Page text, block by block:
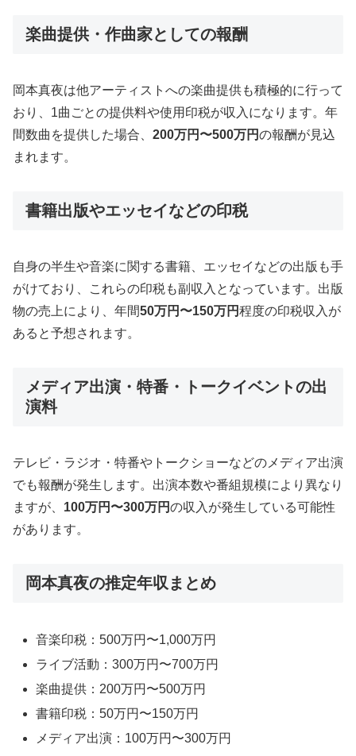
楽曲提供・作曲家としての報酬
岡本真夜は他アーティストへの楽曲提供も積極的に行って
おり、1曲ごとの提供料や使用印税が収入になります。年
間数曲を提供した場合、 200万円〜500万円の報酬が見込
まれます。
書籍出版やエッセイなどの印税
自身の半生や音楽に関する書籍、エッセイなどの出版も手
がけており、これらの印税も副収入となっています。出版
物の売上により、年間50万円〜150万円程度の印税収入が
あると予想されます。
メディア出演・特番・トークイベントの出
演料
テレビ・ラジオ・特番やトークショーなどのメディア出演
でも報酬が発生します。出演本数や番組規模により異なり
ますが、 100万円〜300万円の収入が発生している可能性
があります。
岡本真夜の推定年収まとめ
音楽印税：500万円〜1,000万円
ライブ活動：300万円〜700万円
楽曲提供：200万円〜500万円
書籍印税：50万円〜150万円
メディア出演：100万円〜300万円